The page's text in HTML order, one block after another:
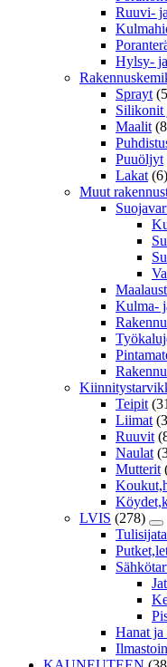
Ruuvi-
Hylsy-
Sprayt
Silikonit
Maalit
Puuöljyt
Lakat (6)
Muut
Kulma-
Teipit
Liimat
Ruuvit
Naulat
Mutterit
LVIS (278)
Hanat ja